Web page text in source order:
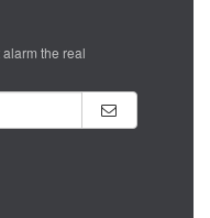
the real